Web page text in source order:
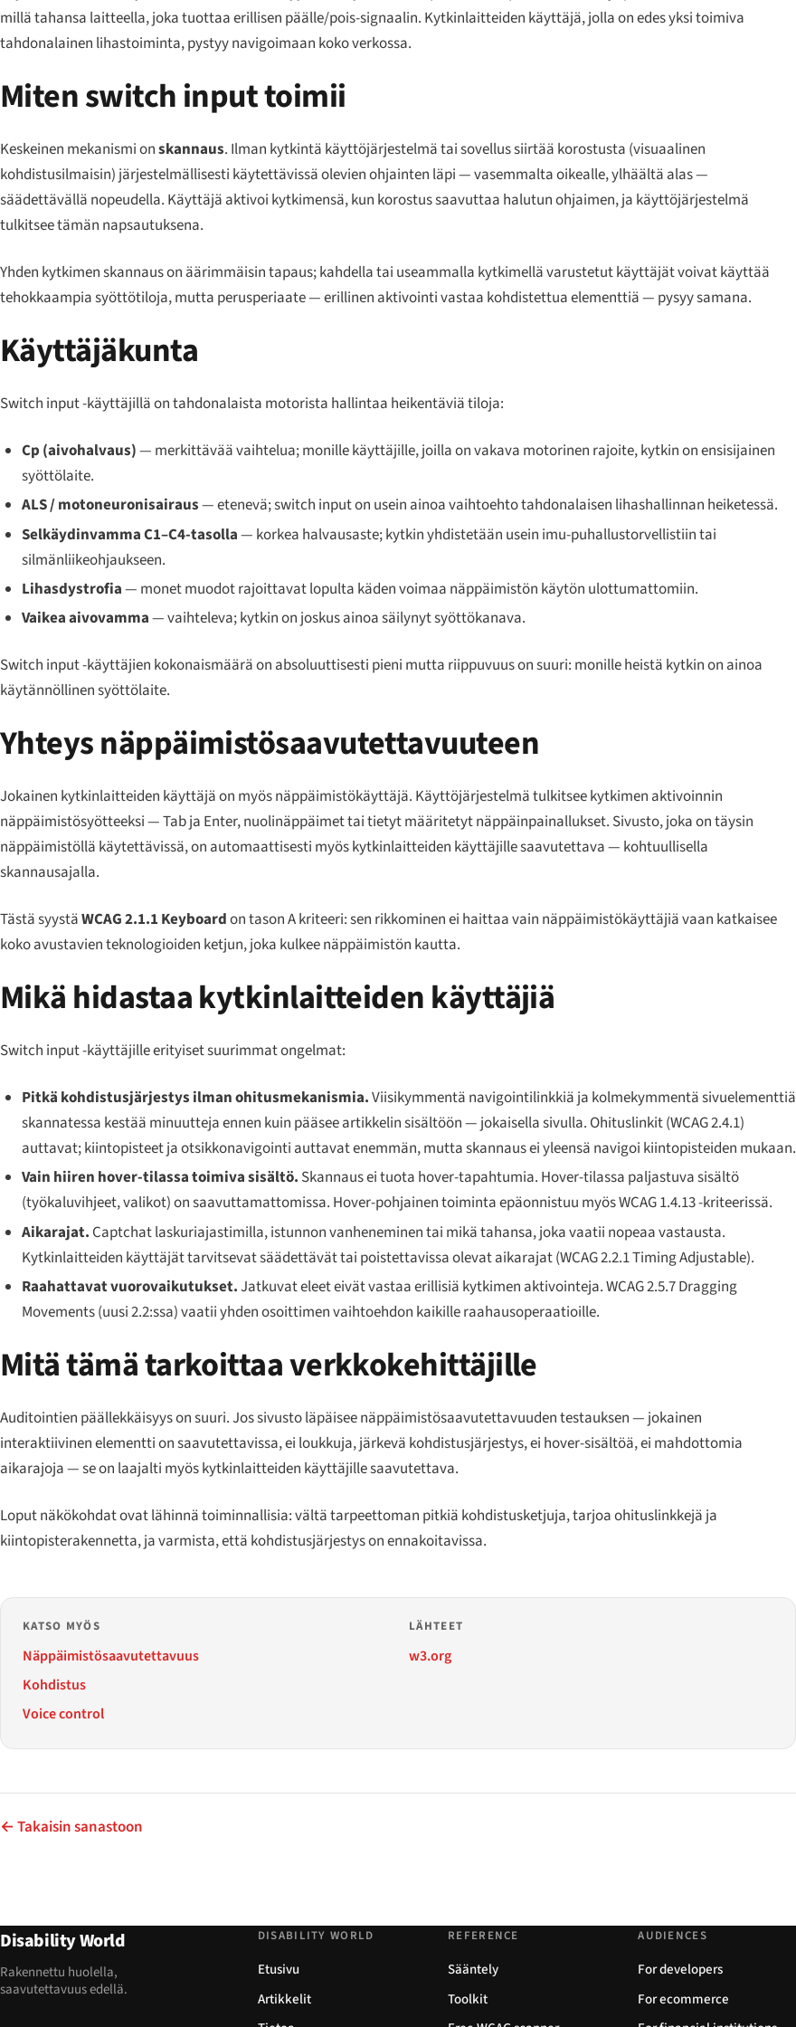
millä tahansa laitteella, joka tuottaa erillisen päälle/pois-signaalin. Kytkinlaitteiden käyttäjä, jolla on edes yksi toimiva
tahdonalainen lihastoiminta, pystyy navigoimaan koko verkossa.
Miten switch input toimii
Keskeinen mekanismi onskannaus. Ilman kytkintä käyttöjärjestelmä tai sovellus siirtää korostusta (visuaalinen
kohdistusilmaisin) järjestelmällisesti käytettävissä olevien ohjainten läpi — vasemmalta oikealle, ylhäältä alas —
säädettävällä nopeudella. Käyttäjä aktivoi kytkimensä, kun korostus saavuttaa halutun ohjaimen, ja käyttöjärjestelmä
tulkitsee tämän napsautuksena.
Yhden kytkimen skannaus on äärimmäisin tapaus; kahdella tai useammalla kytkimellä varustetut käyttäjät voivat käyttää
tehokkaampia syöttötiloja, mutta perusperiaate — erillinen aktivointi vastaa kohdistettua elementtiä — pysyy samana.
Käyttäjäkunta
Switch input -käyttäjillä on tahdonalaista motorista hallintaa heikentäviä tiloja:
Cp (aivohalvaus)— merkittävää vaihtelua; monille käyttäjille, joilla on vakava motorinen rajoite, kytkin on ensisijainen
syöttölaite.
ALS / motoneuronisairaus— etenevä; switch input on usein ainoa vaihtoehto tahdonalaisen lihashallinnan heiketessä.
Selkäydinvamma C1–C4-tasolla— korkea halvausaste; kytkin yhdistetään usein imu-puhallustorvellistiin tai
silmänliikeohjaukseen.
Lihasdystrofia— monet muodot rajoittavat lopulta käden voimaa näppäimistön käytön ulottumattomiin.
Vaikea aivovamma— vaihteleva; kytkin on joskus ainoa säilynyt syöttökanava.
Switch input -käyttäjien kokonaismäärä on absoluuttisesti pieni mutta riippuvuus on suuri: monille heistä kytkin on ainoa
käytännöllinen syöttölaite.
Yhteys näppäimistösaavutettavuuteen
Jokainen kytkinlaitteiden käyttäjä on myös näppäimistökäyttäjä. Käyttöjärjestelmä tulkitsee kytkimen aktivoinnin
näppäimistösyötteeksi — Tab ja Enter, nuolinäppäimet tai tietyt määritetyt näppäinpainallukset. Sivusto, joka on täysin
näppäimistöllä käytettävissä, on automaattisesti myös kytkinlaitteiden käyttäjille saavutettava — kohtuullisella
skannausajalla.
Tästä syystäWCAG 2.1.1 Keyboardon tason A kriteeri: sen rikkominen ei haittaa vain näppäimistökäyttäjiä vaan katkaisee
koko avustavien teknologioiden ketjun, joka kulkee näppäimistön kautta.
Mikä hidastaa kytkinlaitteiden käyttäjiä
Switch input -käyttäjille erityiset suurimmat ongelmat:
Pitkä kohdistusjärjestys ilman ohitusmekanismia.Viisikymmentä navigointilinkkiä ja kolmekymmentä sivuelementtiä
skannatessa kestää minuutteja ennen kuin pääsee artikkelin sisältöön — jokaisella sivulla. Ohituslinkit (WCAG 2.4.1)
auttavat; kiintopisteet ja otsikkonavigointi auttavat enemmän, mutta skannaus ei yleensä navigoi kiintopisteiden mukaan.
Vain hiiren hover-tilassa toimiva sisältö. Skannaus ei tuota hover-tapahtumia. Hover-tilassa paljastuva sisältö
(työkaluvihjeet, valikot) on saavuttamattomissa. Hover-pohjainen toiminta epäonnistuu myös WCAG 1.4.13 -kriteerissä.
Aikarajat. Captchat laskuriajastimilla, istunnon vanheneminen tai mikä tahansa, joka vaatii nopeaa vastausta.
Kytkinlaitteiden käyttäjät tarvitsevat säädettävät tai poistettavissa olevat aikarajat (WCAG 2.2.1 Timing Adjustable).
Raahattavat vuorovaikutukset.Jatkuvat eleet eivät vastaa erillisiä kytkimen aktivointeja. WCAG 2.5.7 Dragging
Movements (uusi 2.2:ssa) vaatii yhden osoittimen vaihtoehdon kaikille raahausoperaatioille.
Mitä tämä tarkoittaa verkkokehittäjille
Auditointien päällekkäisyys on suuri. Jos sivusto läpäisee näppäimistösaavutettavuuden testauksen — jokainen
interaktiivinen elementti on saavutettavissa, ei loukkuja, järkevä kohdistusjärjestys, ei hover-sisältöä, ei mahdottomia
aikarajoja — se on laajalti myös kytkinlaitteiden käyttäjille saavutettava.
Loput näkökohdat ovat lähinnä toiminnallisia: vältä tarpeettoman pitkiä kohdistusketjuja, tarjoa ohituslinkkejä ja
kiintopisterakennetta, ja varmista, että kohdistusjärjestys on ennakoitavissa.
KATSO MYÖS
Näppäimistösaavutettavuus
Kohdistus
Voice control
LÄHTEET
w3.org
← Takaisin sanastoon
Disability World
Rakennettu huolella,
saavutettavuus edellä.
DISABILITY WORLD
Etusivu
Artikkelit
REFERENCE
Sääntely
Toolkit
AUDIENCES
For developers
For ecommerce